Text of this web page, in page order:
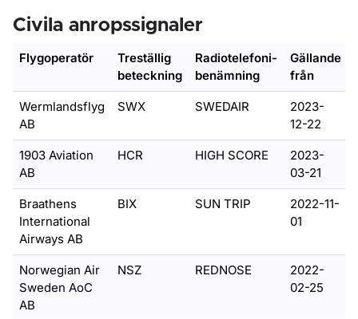
Civila anropssignaler
Flygoperatör
Treställig
beteckning
Radiotelefoni-
benämning
Gällande
från
Wermlandsflyg
AB
SWX SWEDAIR
2023-
12-22
1903 Aviation
AB
HCR HIGH SCORE
2023-
03-21
Braathens
International
Airways AB
BIX SUN TRIP
2022-11-
01
Norwegian Air
Sweden AoC
AB
NSZ REDNOSE
2022-
02-25